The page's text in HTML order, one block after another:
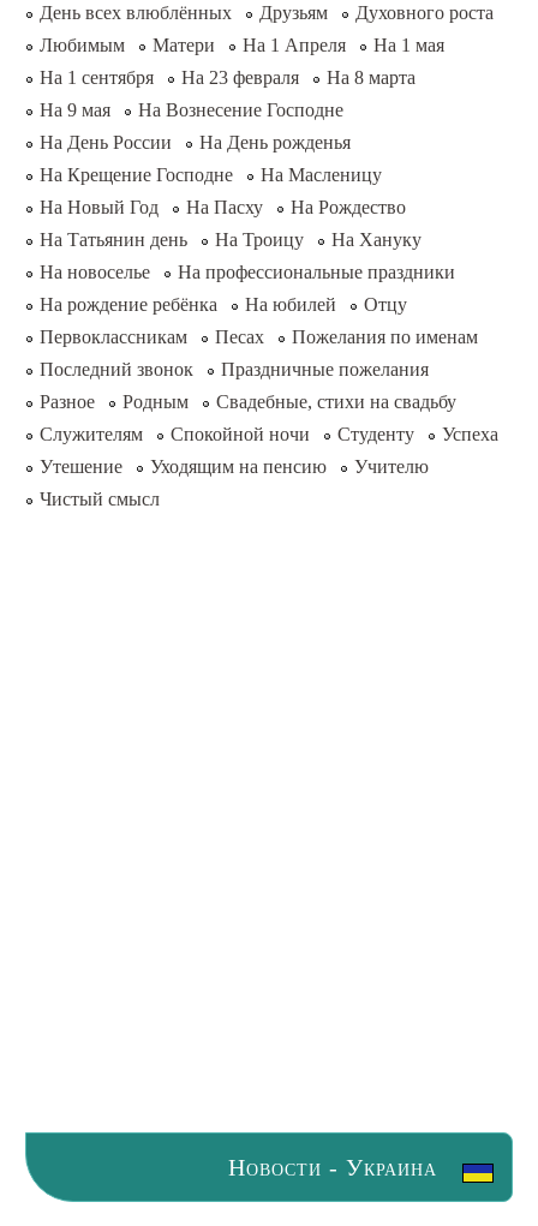
День всех влюблённых
Друзьям
Духовного роста
Любимым
Матери На 1 Апреля
На 1 мая
На 1 сентября
На 23 февраля
На 8 марта
На 9 мая
На Вознесение Господне
На День России
На День рожденья
На Крещение Господне
На Масленицу
На Новый Год
На Пасху
На Рождество
На Татьянин день
На Троицу
На Хануку
На новоселье
На профессиональные праздники
На рождение ребёнка
На юбилей
Отцу
Первоклассникам
Песах
Пожелания по именам
Последний звонок
Праздничные пожелания
Разное
Родным
Свадебные, стихи на свадьбу
Служителям
Спокойной ночи Студенту
Успеха
Утешение
Уходящим на пенсию
Учителю
Чистый смысл
Новости - Украина